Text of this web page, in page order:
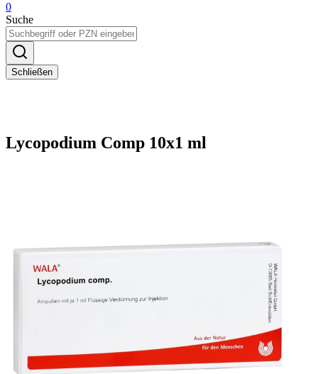
0
Suche
Schließen
Lycopodium Comp 10x1 ml